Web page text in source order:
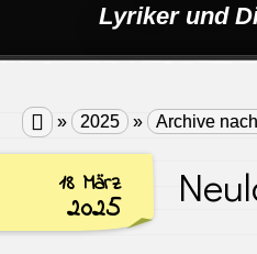
Lyriker und
 » 2025 » Archive
18 März
2025